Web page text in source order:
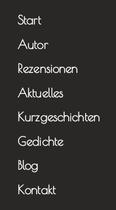
Start
Autor
Rezensionen
Aktuelles
Kurzgeschichten
Gedichte
Blog
Kontakt